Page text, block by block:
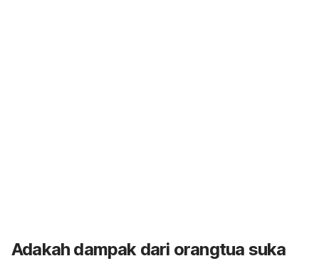
Adakah dampak dari orangtua suka